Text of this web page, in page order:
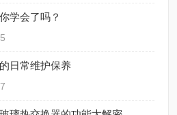
学会了吗？
日常维护保养